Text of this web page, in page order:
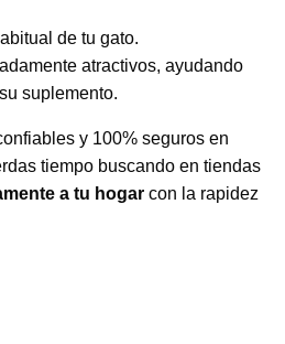
de tu gato.
atractivos, ayudando
suplemento.
y 100% seguros en
tiempo buscando en tiendas
a tu hogar con la rapidez